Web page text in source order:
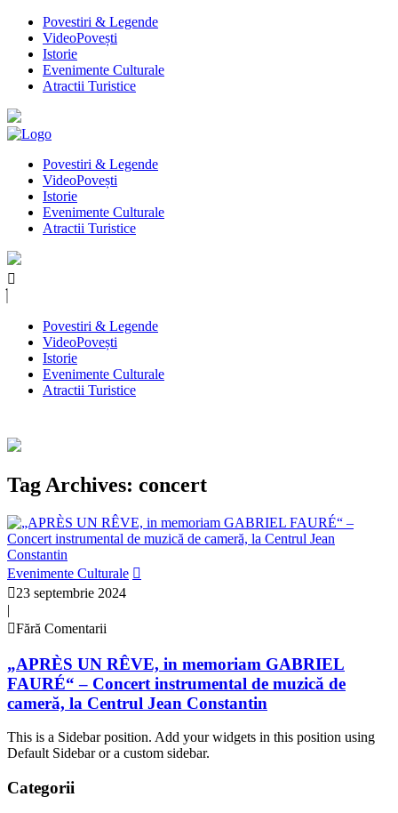
Povestiri & Legende
VideoPovești
Istorie
Evenimente Culturale
Atractii Turistice
Povestiri & Legende
VideoPovești
Istorie
Evenimente Culturale
Atractii Turistice
Povestiri & Legende
VideoPovești
Istorie
Evenimente Culturale
Atractii Turistice
Tag Archives: concert
Evenimente Culturale
23 septembrie 2024
|
Fără Comentarii
„APRÈS UN RÊVE, in memoriam GABRIEL
FAURÉ“ – Concert instrumental de muzică de
cameră, la Centrul Jean Constantin
This is a Sidebar position. Add your widgets in this position using
Default Sidebar or a custom sidebar.
Categorii